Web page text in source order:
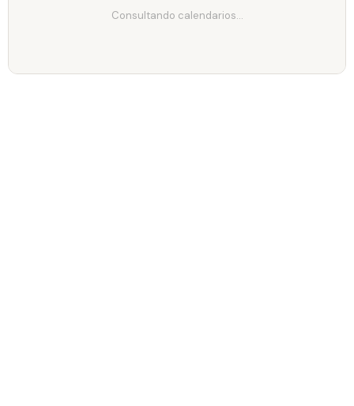
Consultando calendarios...